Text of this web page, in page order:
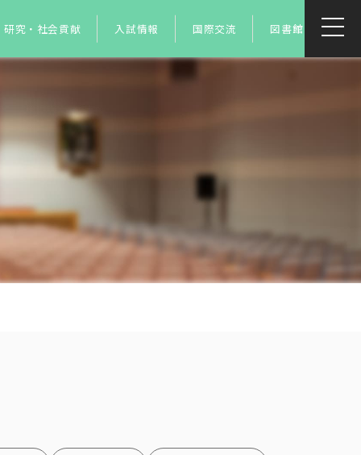
研究・社会貢献 入試情報 国際交流 図書館